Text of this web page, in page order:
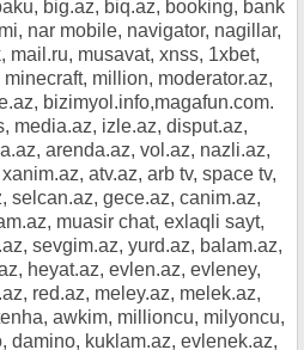
big.az, biq.az, booking, bank
nar mobile, navigator, nagillar,
mail.ru, musavat, xnss, 1xbet,
million, moderator.az,
bizimyol.info,magafun.com.
media.az, izle.az, disput.az,
arenda.az, vol.az, nazli.az,
atv.az, arb tv, space tv,
selcan.az, gece.az, canim.az,
muasir chat, exlaqli sayt,
sevgim.az, yurd.az, balam.az,
heyat.az, evlen.az, evleney,
red.az, meley.az, melek.az,
awkim, millioncu, milyoncu,
damino, kuklam.az, evlenek.az,